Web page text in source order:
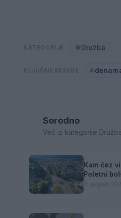
Družba
Sorodno
Več iz kategorije
Kam čez
Poletni
7. avgust